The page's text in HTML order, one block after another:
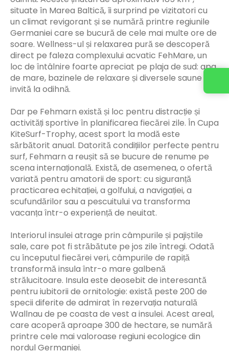
situate în Marea Baltică, îi surprind pe vizitatori cu
un climat revigorant și se numără printre regiunile
Germaniei care se bucură de cele mai multe ore de
soare. Wellness-ul și relaxarea pură se descoperă
direct pe faleza complexului acvatic FehMare, un
loc de întâlnire foarte apreciat pe plaja de sud: apa
de mare, bazinele de relaxare și diversele saune
invită la odihnă.
Dar pe Fehmarn există și loc pentru distracție și
activități sportive în planificarea fiecărei zile. În Cupa
KiteSurf-Trophy, acest sport la modă este
sărbătorit anual. Datorită condițiilor perfecte pentru
surf, Fehmarn a reușit să se bucure de renume pe
scena internațională. Există, de asemenea, o ofertă
variată pentru amatorii de sport: cu siguranță
practicarea echitației, a golfului, a navigației, a
scufundărilor sau a pescuitului va transforma
vacanța într-o experiență de neuitat.
Interiorul insulei atrage prin câmpurile și pajiștile
sale, care pot fi străbătute pe jos zile întregi. Odată
cu începutul fiecărei veri, câmpurile de rapiță
transformă insula într-o mare galbenă
strălucitoare. Insula este deosebit de interesantă
pentru iubitorii de ornitologie: există peste 200 de
specii diferite de admirat în rezervația naturală
Wallnau de pe coasta de vest a insulei. Acest areal,
care acoperă aproape 300 de hectare, se numără
printre cele mai valoroase regiuni ecologice din
nordul Germaniei.